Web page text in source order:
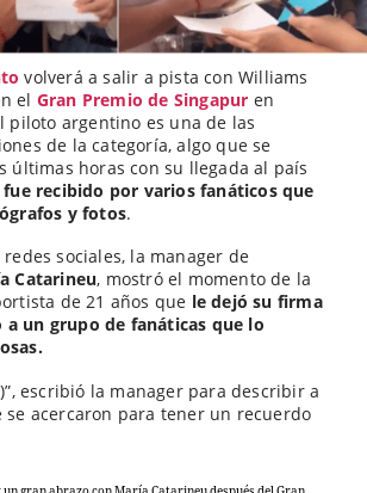
volverá a salir a pista con Williams
el Gran Premio de Singapur en
piloto argentino es una de las
de la categoría, algo que se
últimas horas con su llegada al país
fue recibido por varios fanáticos que
y fotos.
sociales, la manager de
Catarineu, mostró el momento de la
de 21 años que le dejó su firma
a un grupo de fanáticas que lo
escribió la manager para describir a
se acercaron para tener un recuerdo